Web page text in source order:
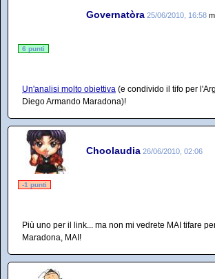
Governatòra 25/06/2010, 16:58
6 punti
Un'analisi molto obiettiva (e condivido il tifo per
Diego Armando Maradona)!
Choolaudia 26/06/2010, 02:06
-1 punti
Più uno per il link... ma non mi vedrete MAI tifare
Maradona, MAI!